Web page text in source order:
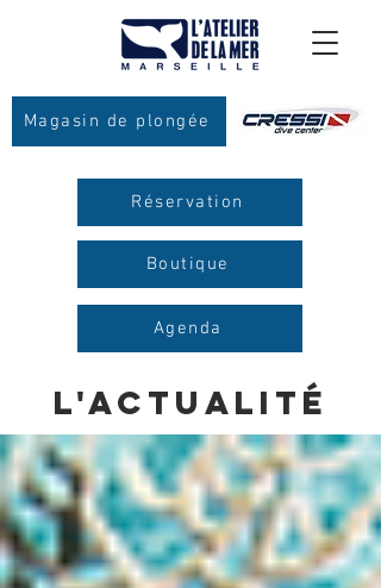
Réservation
Boutique
Agenda
Magasin de plongée
L'actualité